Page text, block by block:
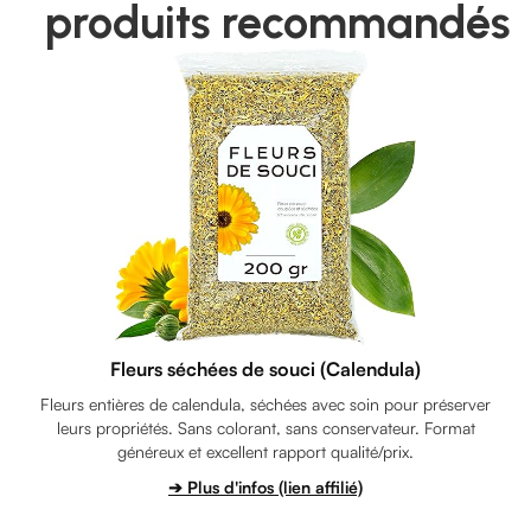
produits recommandés
Fleurs séchées de souci (Calendula)
Fleurs entières de calendula, séchées avec soin pour préserver
leurs propriétés. Sans colorant, sans conservateur. Format
généreux et excellent rapport qualité/prix.
➔ Plus d'infos (lien affilié)